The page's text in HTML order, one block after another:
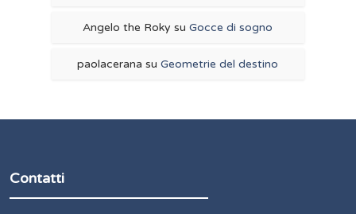
Angelo the Roky suGocce di sogno
paolacerana suGeometrie del destino
Contatti